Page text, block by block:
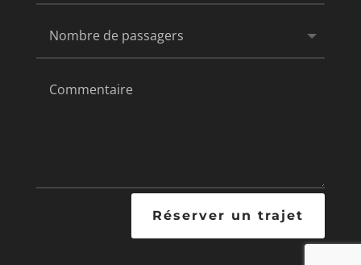
Réserver un trajet